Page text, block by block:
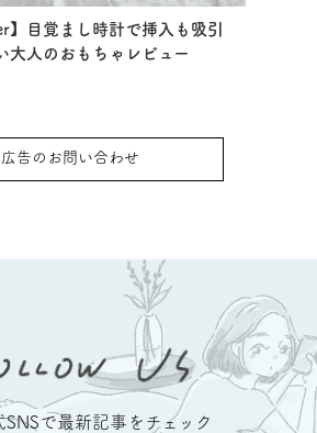
】目覚まし時計で挿入も吸引
大人のおもちゃレビュー
広告のお問い合わせ
で最新記事をチェック